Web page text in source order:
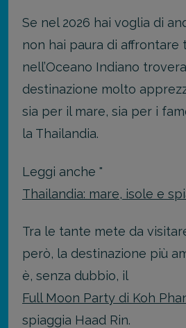
Se nel 2026 hai voglia di
non hai paura di affrontare
nell’Oceano Indiano
destinazione molto
sia per il mare, sia per i
la Thailandia.
Leggi anche "
Thailandia: mare, isole e
Tra le tante mete da
però, la destinazione più
è, senza dubbio, il
Full Moon Party di Koh
spiaggia Haad Rin.